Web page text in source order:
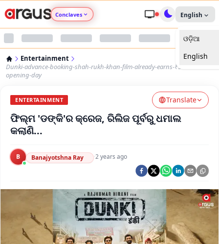
Conclaves
Argus Nari Shakti
Argus Health Connect
Argus Chalo Dekhein Apna Desh
English
ଓଡ଼ିଆ
English
Entertainment
Dunki-advance-booking-shah-rukh-khan-film-already-earns-₹5-crore-on-
opening-day
ENTERTAINMENT Translate
ଫିଲ୍ମ 'ଡଙ୍କି'ର କ୍ରେଜ, ରିଲିଜ ପୂର୍ବରୁ ଧମାଲ
କଲାଣି...
B Banajyotshna Ray ·2 years ago